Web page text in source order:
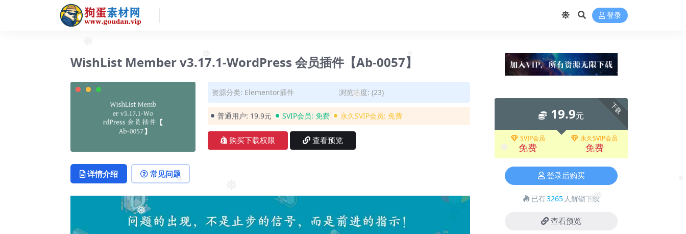
❅
❅
❅ ❅
❅
❅
登录
WishList Member v3.17.1-WordPress 会员插件【Ab-0057】
资源分类: Elementor插件 浏览热度: (23)
普通用户: 19.9元 SVIP会员: 免费 永久SVIP会员: 免费
购买下载权限 查看预览
详情介绍 常见问题
下载
19.9元
SVIP会员
免费
永久SVIP会员
免费
登录后购买
已有3265 人解锁下载
查看预览